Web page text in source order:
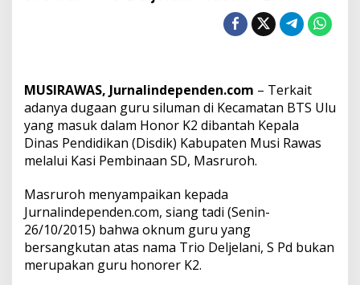
i
B
a
n
t
a
h
k
n
u
m
G
u
MUSIRAWAS, Jurnalindependen.com – Terkait
adanya dugaan guru siluman di Kecamatan BTS Ulu
yang masuk dalam Honor K2 dibantah Kepala
Dinas Pendidikan (Disdik) Kabupaten Musi Rawas
melalui Kasi Pembinaan SD, Masruroh.
Masruroh menyampaikan kepada
Jurnalindependen.com, siang tadi (Senin-
26/10/2015) bahwa oknum guru yang
bersangkutan atas nama Trio Deljelani, S Pd bukan
merupakan guru honorer K2.